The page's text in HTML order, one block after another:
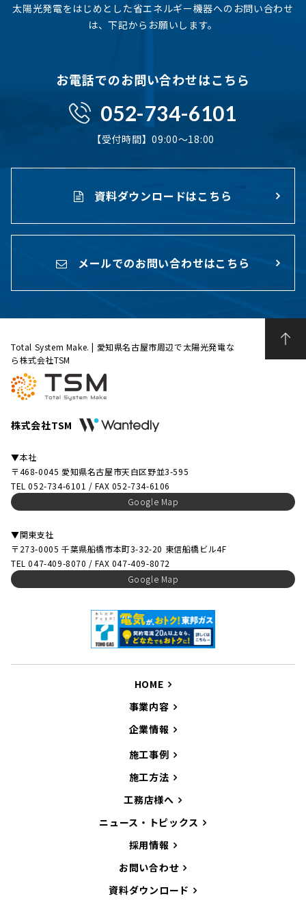
太陽光発電をはじめとした省エネルギー機器へのお問い合わせ
は、下記からお願いします。
お電話でのお問い合わせはこちら
052-734-6101
【受付時間】09:00〜18:00
資料ダウンロードはこちら
メールでのお問い合わせはこちら
Total System Make. | 愛知県名古屋市周辺で太陽光発電な
ら株式会社TSM
株式会社TSM
▼本社
〒468-0045 愛知県名古屋市天白区野並3-595
TEL 052-734-6101 / FAX 052-734-6106
Google Map
▼関東支社
〒273-0005 千葉県船橋市本町3-32-20 東信船橋ビル4F
TEL 047-409-8070 / FAX 047-409-8072
Google Map
HOME
事業内容
企業情報
施工事例
施工方法
工務店様へ
ニュース・トピックス
採用情報
お問い合わせ
資料ダウンロード